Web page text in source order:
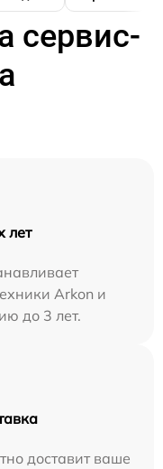
сервис-
лет
Arkon и
до 3 лет.
доставит ваше